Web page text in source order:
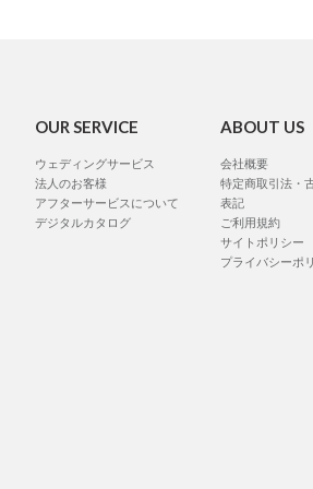
OUR SERVICE
ウェディングサービス
法人のお客様
アフターサービスについて
デジタルカタログ
ABOUT US
会社概要
特定商取引法・
表記
ご利用規約
サイトポリシー
プライバシーポ